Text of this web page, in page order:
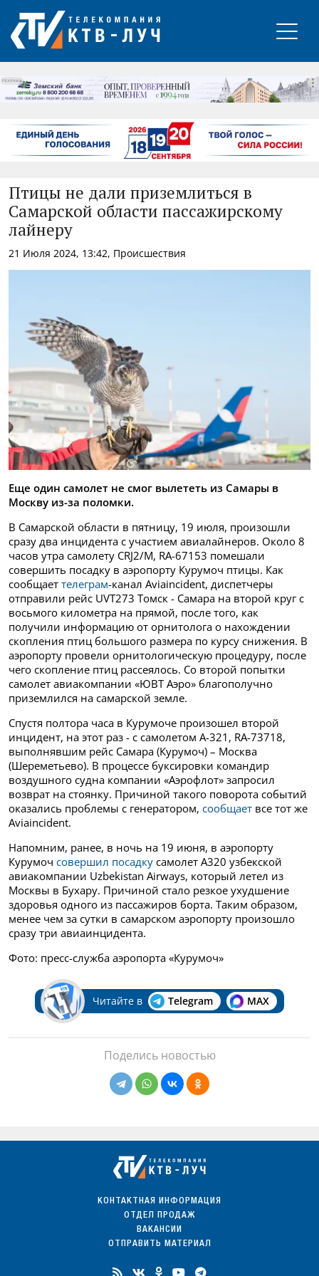
РЕКЛАМА
Птицы не дали приземлиться в
Самарской области пассажирскому
лайнеру
21 Июля 2024, 13:42, Происшествия
Еще один самолет не смог вылететь из Самары в
Москву из-за поломки.
В Самарской области в пятницу, 19 июля, произошли
сразу два инцидента с участием авиалайнеров. Около 8
часов утра самолету CRJ2/M, RA-67153 помешали
совершить посадку в аэропорту Курумоч птицы. Как
сообщает телеграм-канал Aviaincident, диспетчеры
отправили рейс UVT273 Томск - Самара на второй круг с
восьмого километра на прямой, после того, как
получили информацию от орнитолога о нахождении
скопления птиц большого размера по курсу снижения. В
аэропорту провели орнитологическую процедуру, после
чего скопление птиц рассеялось. Со второй попытки
самолет авиакомпании «ЮВТ Аэро» благополучно
приземлился на самарской земле.
Спустя полтора часа в Курумоче произошел второй
инцидент, на этот раз - с самолетом А-321, RA-73718,
выполнявшим рейс Самара (Курумоч) – Москва
(Шереметьево). В процессе буксировки командир
воздушного судна компании «Аэрофлот» запросил
возврат на стоянку. Причиной такого поворота событий
оказались проблемы с генератором, сообщает все тот же
Aviaincident.
Напомним, ранее, в ночь на 19 июня, в аэропорту
Курумоч совершил посадку самолет А320 узбекской
авиакомпании Uzbekistan Airways, который летел из
Москвы в Бухару. Причиной стало резкое ухудшение
здоровья одного из пассажиров борта. Таким образом,
менее чем за сутки в самарском аэропорту произошло
сразу три авиаинцидента.
Фото: пресс-служба аэропорта «Курумоч»
Читайте в Telegram MAX
Поделись новостью
КОНТАКТНАЯ ИНФОРМАЦИЯ
ОТДЕЛ ПРОДАЖ
ВАКАНСИИ
ОТПРАВИТЬ МАТЕРИАЛ